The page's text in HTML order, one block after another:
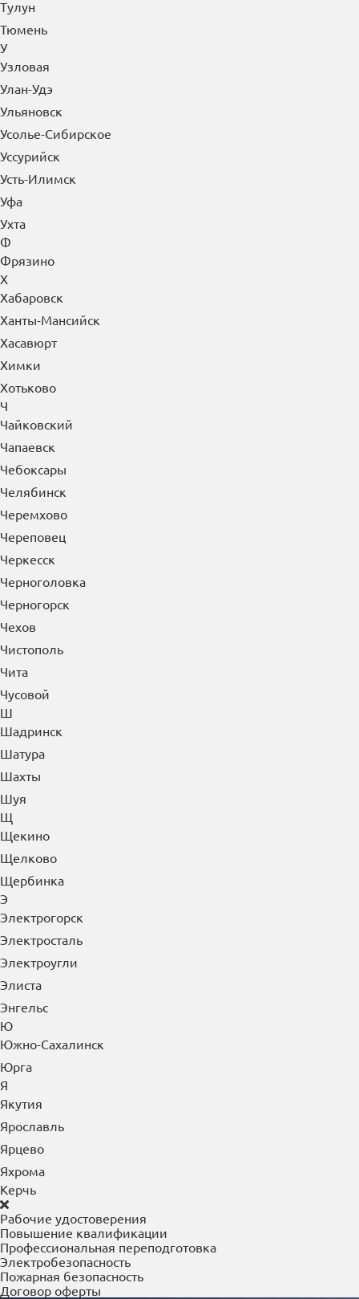
Тулун
Тюмень
У
Узловая
Улан-Удэ
Ульяновск
Усолье-Сибирское
Уссурийск
Усть-Илимск
Уфа
Ухта
Ф
Фрязино
Х
Хабаровск
Ханты-Мансийск
Хасавюрт
Химки
Хотьково
Ч
Чайковский
Чапаевск
Чебоксары
Челябинск
Черемхово
Череповец
Черкесск
Черноголовка
Черногорск
Чехов
Чистополь
Чита
Чусовой
Ш
Шадринск
Шатура
Шахты
Шуя
Щ
Щекино
Щелково
Щербинка
Э
Электрогорск
Электросталь
Электроугли
Элиста
Энгельс
Ю
Южно-Сахалинск
Юрга
Я
Якутия
Ярославль
Ярцево
Яхрома
Керчь
Рабочие удостоверения
Повышение квалификации
Профессиональная переподготовка
Электробезопасность
Пожарная безопасность
Договор оферты